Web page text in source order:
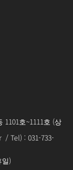
호~1111호 (상
/ Tel) : 031-733-
)